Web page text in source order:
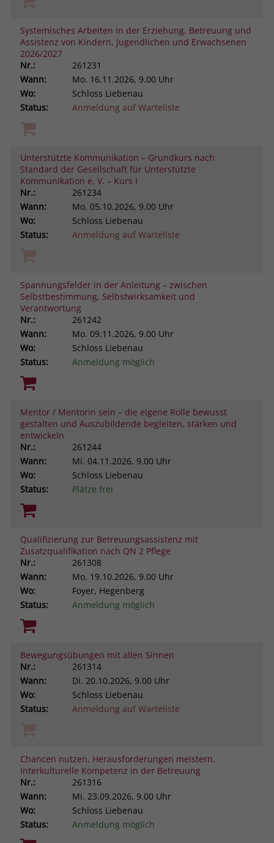
Systemisches Arbeiten in der Erziehung, Betreuung und
Assistenz von Kindern, Jugendlichen und Erwachsenen
2026/2027
Nr.:
261231
Wann:
Mo. 16.11.2026, 9.00 Uhr
Wo:
Schloss Liebenau
Status:
Anmeldung auf Warteliste
Unterstützte Kommunikation – Grundkurs nach
Standard der Gesellschaft für Unterstützte
Kommunikation e. V. – Kurs I
Nr.:
261234
Wann:
Mo. 05.10.2026, 9.00 Uhr
Wo:
Schloss Liebenau
Status:
Anmeldung auf Warteliste
Spannungsfelder in der Anleitung – zwischen
Selbstbestimmung, Selbstwirksamkeit und
Verantwortung
Nr.:
261242
Wann:
Mo. 09.11.2026, 9.00 Uhr
Wo:
Schloss Liebenau
Status:
Anmeldung möglich
Mentor / Mentorin sein – die eigene Rolle bewusst
gestalten und Auszubildende begleiten, stärken und
entwickeln
Nr.:
261244
Wann:
Mi. 04.11.2026, 9.00 Uhr
Wo:
Schloss Liebenau
Status:
Plätze frei
Qualifizierung zur Betreuungsassistenz mit
Zusatzqualifikation nach QN 2 Pflege
Nr.:
261308
Wann:
Mo. 19.10.2026, 9.00 Uhr
Wo:
Foyer, Hegenberg
Status:
Anmeldung möglich
Bewegungsübungen mit allen Sinnen
Nr.:
261314
Wann:
Di. 20.10.2026, 9.00 Uhr
Wo:
Schloss Liebenau
Status:
Anmeldung auf Warteliste
Chancen nutzen, Herausforderungen meistern.
Interkulturelle Kompetenz in der Betreuung
Nr.:
261316
Wann:
Mi. 23.09.2026, 9.00 Uhr
Wo:
Schloss Liebenau
Status:
Anmeldung möglich